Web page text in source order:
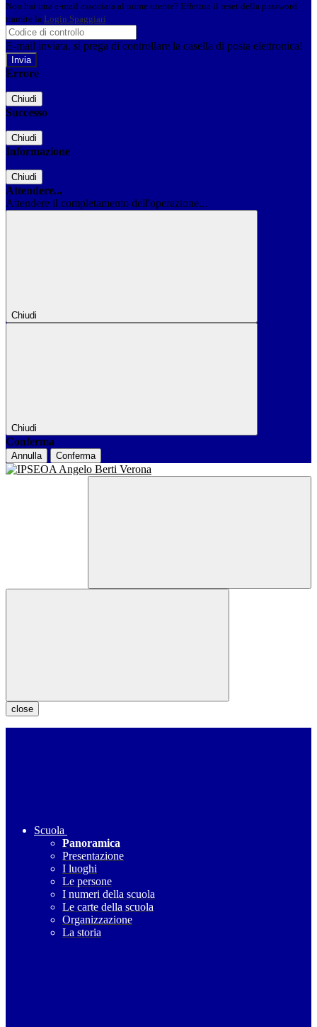
Non hai una e-mail associata al nome utente? Effettua il reset della password
tramite la Login Spaggiari
E-mail inviata, si prega di controllare la casella di posta elettronica!
Errore
Chiudi
Successo
Chiudi
Informazione
Chiudi
Attendere...
Attendere il completamento dell'operazione...
Chiudi
Chiudi
Conferma
Annulla Conferma
close
Scuola
Panoramica
Presentazione
I luoghi
Le persone
I numeri della scuola
Le carte della scuola
Organizzazione
La storia